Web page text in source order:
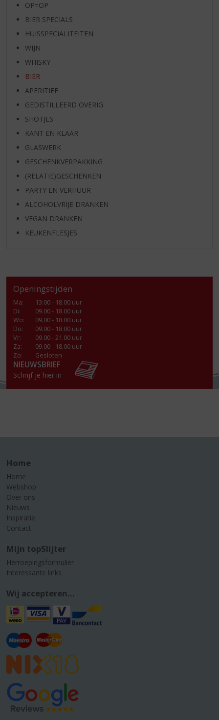
OP=OP
BIER SPECIALS
HUISSPECIALITEITEN
WIJN
WHISKY
BIER
APERITIEF
GEDISTILLEERD OVERIG
SHOTJES
KANT EN KLAAR
GLASWERK
GESCHENKVERPAKKING
(RELATIE)GESCHENKEN
PARTY EN VERHUUR
ALCOHOLVRIJE DRANKEN
VEGAN DRANKEN
KEUKENFLESJES
Openingstijden
Ma:
13:00 - 18.00 uur
Di:
09.00 - 18.00 uur
Wo:
09.00 - 18.00 uur
Do:
09.00 - 18.00 uur
Vr:
09.00 - 21.00 uur
Za:
09.00 - 18.00 uur
Zo:
Gesloten
NIEUWSBRIEF
Schrijf je hier in
Home
Home
Webshop
Over ons
Nieuws
Inspiratie
Contact
Mijn topSlijter
Herroepingsformulier
Interessante links
Wij accepteren...